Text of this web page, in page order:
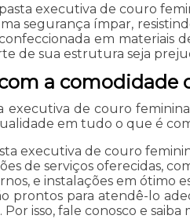
executiva de couro
segurança ímpar,
em
de sua estrutura seja
a comodidade
de couro
em tudo o que é
executiva de couro
de serviços oferecidas,
e instalações em ótimo
prontos para atendê-lo
isso, fale conosco e saiba